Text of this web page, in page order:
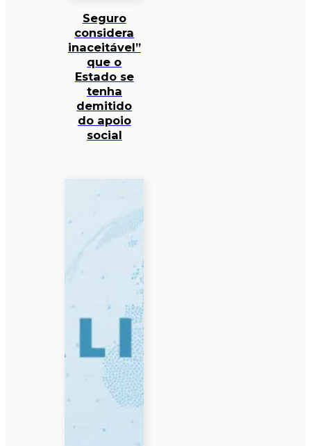
Seguro
considera
inaceitável”
que o
Estado se
tenha
demitido
do apoio
social